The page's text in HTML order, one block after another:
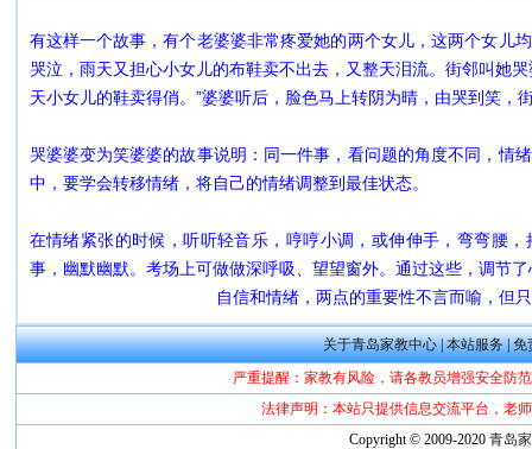
有这样一个故事，有个老婆婆非常疼爱她的两个女儿，这两个女儿
哭泣，雨天又担心小女儿的布鞋卖不出去，又整天泪流。街邻叫她
天小女儿的鞋卖得俏。”婆婆听后，脸色马上转阴为晴，由哭到笑，
哭婆婆变为笑婆婆的故事说明：同一件事，看问题的角度不同，情
中，要学会转移情绪，将自己的情绪调整到最佳状态。
在情绪紧张的时候，听听轻音乐，哼哼小调，或伸伸手，弯弯腰
事，幽默幽默。考场上可做做深呼吸、望望窗外。通过这些，调节
自信和情绪，两点的重要性不言而喻，但
关于青岛家教中心|本站服务|免
严重提醒：家教有风险，请各教员增强安全防
法律声明：本站只提供信息交流平台，老
Copyright © 2009-2020 青岛